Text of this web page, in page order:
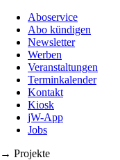
Aboservice
Abo kündigen
Newsletter
Werben
Veranstaltungen
Terminkalender
Kontakt
Kiosk
jW-App
Jobs
→ Projekte